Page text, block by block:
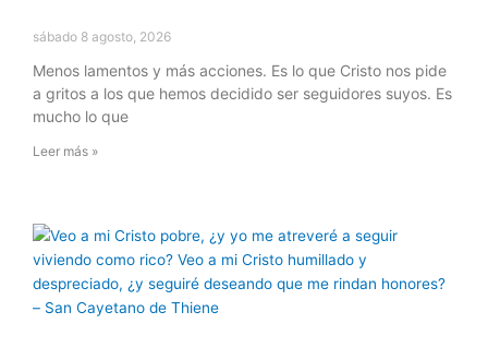
sábado 8 agosto, 2026
Menos lamentos y más acciones. Es lo que Cristo nos pide
a gritos a los que hemos decidido ser seguidores suyos. Es
mucho lo que
Leer más »